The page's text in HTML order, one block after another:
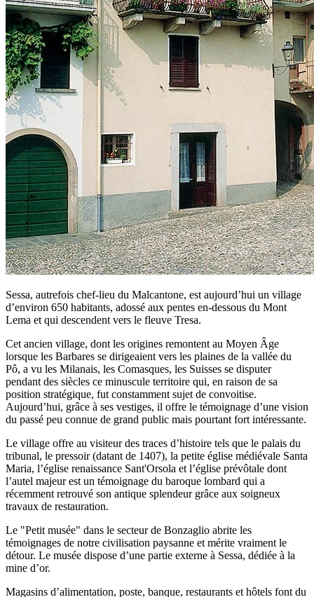
Sessa, autrefois chef-lieu du Malcantone, est aujourd’hui un village
d’environ 650 habitants, adossé aux pentes en-dessous du Mont
Lema et qui descendent vers le fleuve Tresa.
Cet ancien village, dont les origines remontent au Moyen Âge
lorsque les Barbares se dirigeaient vers les plaines de la vallée du
Pô, a vu les Milanais, les Comasques, les Suisses se disputer
pendant des siècles ce minuscule territoire qui, en raison de sa
position stratégique, fut constamment sujet de convoitise.
Aujourd’hui, grâce à ses vestiges, il offre le témoignage d’une vision
du passé peu connue de grand public mais pourtant fort intéressante.
Le village offre au visiteur des traces d’histoire tels que le palais du
tribunal, le pressoir (datant de 1407), la petite église médiévale Santa
Maria, l’église renaissance Sant'Orsola et l’église prévôtale dont
l’autel majeur est un témoignage du baroque lombard qui a
récemment retrouvé son antique splendeur grâce aux soigneux
travaux de restauration.
Le "Petit musée" dans le secteur de Bonzaglio abrite les
témoignages de notre civilisation paysanne et mérite vraiment le
détour. Le musée dispose d’une partie externe à Sessa, dédiée à la
mine d’or.
Magasins d’alimentation, poste, banque, restaurants et hôtels font du